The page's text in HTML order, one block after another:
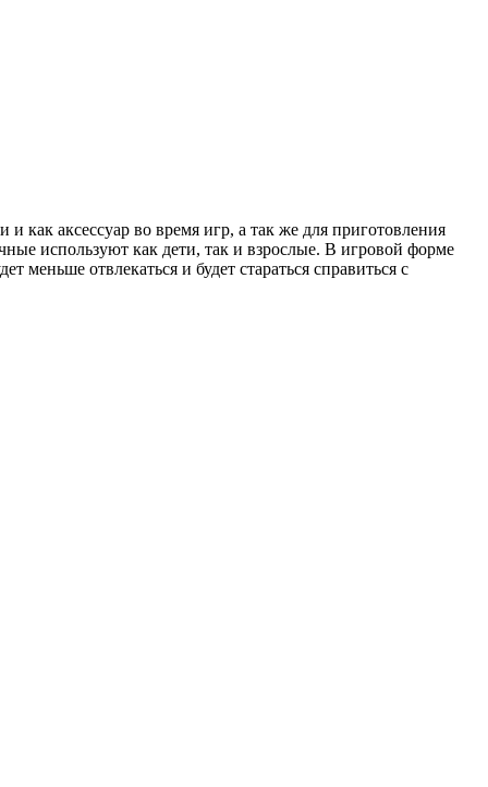
как аксессуар во время игр, а так же для приготовления
используют как дети, так и взрослые. В игровой форме
меньше отвлекаться и будет стараться справиться с